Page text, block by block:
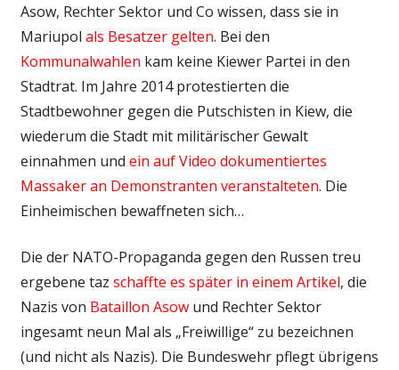
Asow, Rechter Sektor und Co wissen, dass sie in
Mariupol als Besatzer gelten. Bei den
Kommunalwahlen kam keine Kiewer Partei in den
Stadtrat. Im Jahre 2014 protestierten die
Stadtbewohner gegen die Putschisten in Kiew, die
wiederum die Stadt mit militärischer Gewalt
einnahmen und ein auf Video dokumentiertes
Massaker an Demonstranten veranstalteten. Die
Einheimischen bewaffneten sich…
Die der NATO-Propaganda gegen den Russen treu
ergebene taz schaffte es später in einem Artikel, die
Nazis von Bataillon Asowund Rechter Sektor
ingesamt neun Mal als „Freiwillige“ zu bezeichnen
(und nicht als Nazis). Die Bundeswehr pflegt übrigens